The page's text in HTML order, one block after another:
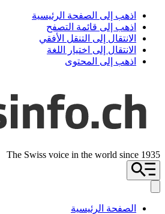
اذهب إلى الصفحة الرئيسية
اذهب إلى قائمة التصفح
الانتقال إلى التنقل الأفقي
الانتقال إلى اختيار اللغة
اذهب إلى المحتوى
The Swiss voice in the world since 1935
الصفحة الرئيسية